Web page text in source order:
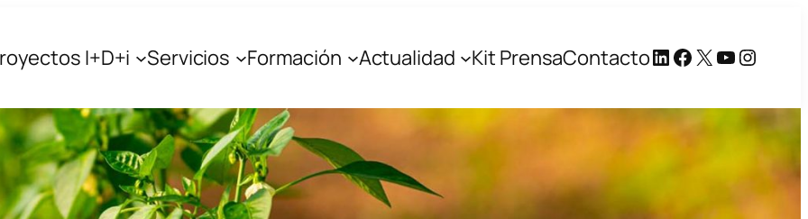
I+D+i Servicios Formación Actualidad Kit PrensaContactoLinkedIn
Facebook
X YouTube